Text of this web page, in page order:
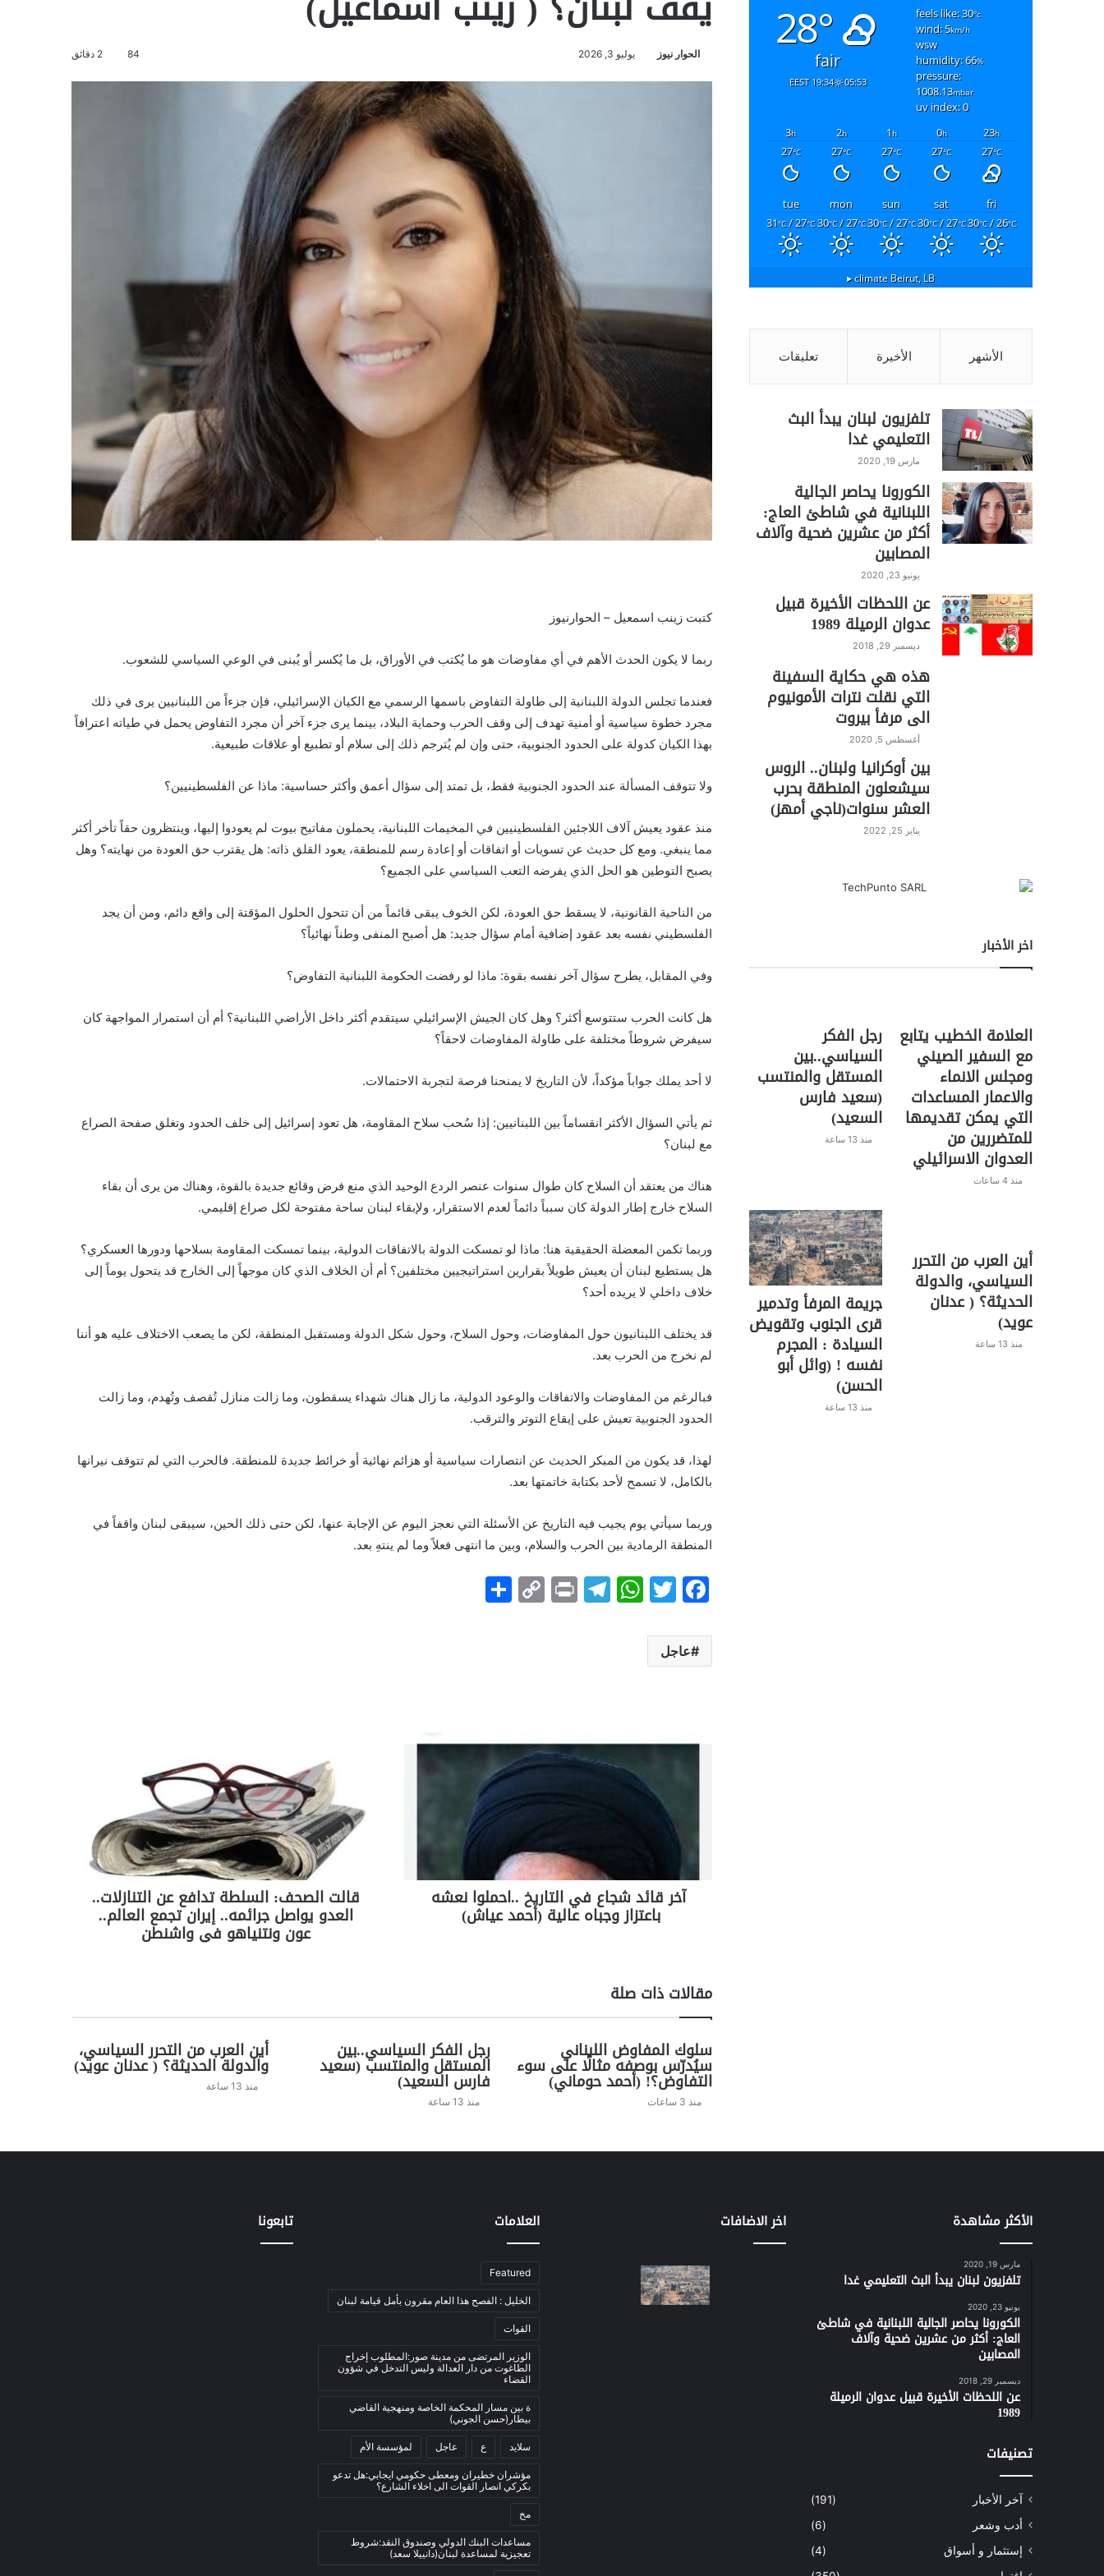
الحوار نيوز يوليو 3, 2026 84
كتبت زينب اسمعيل – الحوارنيوز
ربما لا يكون الحدث الأهم في أي مفاوضات هو ما يُكتب في الأوراق، بل ما يُكسر أو يُبنى في الوعي السياسي للشعوب.
فعندما تجلس الدولة اللبنانية إلى طاولة التفاوض باسمها الرسمي مع الكيان الإسرائيلي، فإن جزءاً من اللبنانيين يرى في ذلك
مجرد خطوة سياسية أو أمنية تهدف إلى وقف الحرب وحماية البلاد، بينما يرى جزء آخر أن مجرد التفاوض يحمل في طياته اعترافاً
بهذا الكيان كدولة على الحدود الجنوبية، حتى وإن لم يُترجم ذلك إلى سلام أو تطبيع أو علاقات طبيعية.
ولا تتوقف المسألة عند الحدود الجنوبية فقط، بل تمتد إلى سؤال أعمق وأكثر حساسية: ماذا عن الفلسطينيين؟
منذ عقود يعيش آلاف اللاجئين الفلسطينيين في المخيمات اللبنانية، يحملون مفاتيح بيوت لم يعودوا إليها، وينتظرون حقاً تأخر أكثر
مما ينبغي. ومع كل حديث عن تسويات أو اتفاقات أو إعادة رسم للمنطقة، يعود القلق ذاته: هل يقترب حق العودة من نهايته؟ وهل
يصبح التوطين هو الحل الذي يفرضه التعب السياسي على الجميع؟
من الناحية القانونية، لا يسقط حق العودة، لكن الخوف يبقى قائماً من أن تتحول الحلول المؤقتة إلى واقع دائم، ومن أن يجد
الفلسطيني نفسه بعد عقود إضافية أمام سؤال جديد: هل أصبح المنفى وطناً نهائياً؟
وفي المقابل، يطرح سؤال آخر نفسه بقوة: ماذا لو رفضت الحكومة اللبنانية التفاوض؟
هل كانت الحرب ستتوسع أكثر؟ وهل كان الجيش الإسرائيلي سيتقدم أكثر داخل الأراضي اللبنانية؟ أم أن استمرار المواجهة كان
سيفرض شروطاً مختلفة على طاولة المفاوضات لاحقاً؟
لا أحد يملك جواباً مؤكداً، لأن التاريخ لا يمنحنا فرصة لتجربة الاحتمالات.
ثم يأتي السؤال الأكثر انقساماً بين اللبنانيين: إذا سُحب سلاح المقاومة، هل تعود إسرائيل إلى خلف الحدود وتغلق صفحة الصراع
مع لبنان؟
هناك من يعتقد أن السلاح كان طوال سنوات عنصر الردع الوحيد الذي منع فرض وقائع جديدة بالقوة، وهناك من يرى أن بقاء
السلاح خارج إطار الدولة كان سبباً دائماً لعدم الاستقرار، ولإبقاء لبنان ساحة مفتوحة لكل صراع إقليمي.
وربما تكمن المعضلة الحقيقية هنا: ماذا لو تمسكت الدولة بالاتفاقات الدولية، بينما تمسكت المقاومة بسلاحها ودورها العسكري؟
هل يستطيع لبنان أن يعيش طويلاً بقرارين استراتيجيين مختلفين؟ أم أن الخلاف الذي كان موجهاً إلى الخارج قد يتحول يوماً إلى
خلاف داخلي لا يريده أحد؟
قد يختلف اللبنانيون حول المفاوضات، وحول السلاح، وحول شكل الدولة ومستقبل المنطقة، لكن ما يصعب الاختلاف عليه هو أننا
لم نخرج من الحرب بعد.
فبالرغم من المفاوضات والاتفاقات والوعود الدولية، ما زال هناك شهداء يسقطون، وما زالت منازل تُقصف وتُهدم، وما زالت
الحدود الجنوبية تعيش على إيقاع التوتر والترقب.
لهذا، قد يكون من المبكر الحديث عن انتصارات سياسية أو هزائم نهائية أو خرائط جديدة للمنطقة. فالحرب التي لم تتوقف نيرانها
بالكامل، لا تسمح لأحد بكتابة خاتمتها بعد.
وربما سيأتي يوم يجيب فيه التاريخ عن الأسئلة التي نعجز اليوم عن الإجابة عنها، لكن حتى ذلك الحين، سيبقى لبنان واقفاً في
المنطقة الرمادية بين الحرب والسلام، وبين ما انتهى فعلاً وما لم ينتهِ بعد.
F
c
e
o
T
itt
er
W
p
T
Pr
C
k
عاجل
آخر قائد شجاع في التاريخ ..احملوا نعشه
باعتزاز وجباه عالية (أحمد عياش)
قالت الصحف: السلطة تدافع عن التنازلات..
العدو يواصل جرائمه.. إيران تجمع العالم..
عون ونتنياهو في واشنطن
مقالات ذات صلة
سلوك المفاوض اللبناني
سيُدرّس بوصفه مثالًا على سوء
التفاوض؟! (أحمد حوماني)
منذ 3 ساعات
رجل الفكر السياسي..بين
المستقل والمنتسب (سعيد
فارس السعيد)
منذ 13 ساعة
أين العرب من التحرر السياسي،
والدولة الحديثة؟ ( عدنان عويد)
منذ 13 ساعة
28°
fair
05:53
19:34 EEST
feels like: 30°c
wind: 5km/h
wsw
humidity: 66%
pressure:
1008.13mbar
uv index: 0
23h
0h
1h
2h
3h
27°C
27°C
27°C
27°C
27°C
fri
sat
sun
mon
tue
30°C/ 26°C
30°C/ 27°C
30°C/ 27°C
30°C/ 27°C
31°C/ 27°C
Beirut, LB
الأشهر الأخيرة تعليقات
تلفزيون لبنان يبدأ البث
التعليمي غدا
مارس 19, 2020
الكورونا يحاصر الجالية
اللبنانية في شاطئ العاج:
أكثر من عشرين ضحية وآلاف
المصابين
يونيو 23, 2020
عن اللحظات الأخيرة قبيل
عدوان الرميلة 1989
ديسمبر 29, 2018
هذه هي حكاية السفينة
التي نقلت نترات الأمونيوم
الى مرفأ بيروت
أغسطس 5, 2020
بين أوكرانيا ولبنان.. الروس
سيشعلون المنطقة بحرب
العشر سنوات(ناجي أمهز)
يناير 25, 2022
اخر الأخبار
العلامة الخطيب يتابع
مع السفير الصيني
ومجلس الانماء
والاعمار المساعدات
التي يمكن تقديمها
للمتضررين من
العدوان الاسرائيلي
منذ 4 ساعات
رجل الفكر
السياسي..بين
المستقل والمنتسب
(سعيد فارس
السعيد)
منذ 13 ساعة
أين العرب من التحرر
السياسي، والدولة
الحديثة؟ ( عدنان
عويد)
منذ 13 ساعة
جريمة المرفأ وتدمير
قرى الجنوب وتقويض
السيادة : المجرم
نفسه ! (وائل أبو
الحسن)
منذ 13 ساعة
الأكثر مشاهدة
مارس 19, 2020
تلفزيون لبنان يبدأ البث التعليمي غدا
يونيو 23, 2020
الكورونا يحاصر الجالية اللبنانية في شاطئ
العاج: أكثر من عشرين ضحية وآلاف
المصابين
ديسمبر 29, 2018
عن اللحظات الأخيرة قبيل عدوان الرميلة
1989
تصنيفات
آخر الأخبار
(191)
أدب وشعر
(6)
إستثمار و أسواق
(4)
اخر الاضافات العلامات
Featured
الخليل : الفصح هذا العام مقرون بأمل قيامة لبنان
القوات
الوزير المرتضى من مدينة صور:المطلوب إخراج
الطاغوت من دار العدالة وليس التدخل في شؤون
القضاء
ة بين مسار المحكمة الخاصة ومنهجية القاضي
بيطار(حسن الجوني)
سلايد ع عاجل لمؤسسة الأم
مؤشران خطيران ومعطى حكومي ايجابي:هل تدعو
بكركي انصار القوات الى اخلاء الشارع؟
مخ
مساعدات البنك الدولي وصندوق النقد:شروط
تعجيزية لمساعدة لبنان(دانييلا سعد)
تابعونا